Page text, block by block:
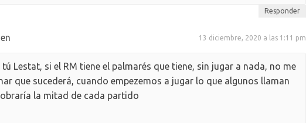
Responder
13 diciembre, 2020 a las 1:11 pm
Lestat, si el RM tiene el palmarés que tiene, sin jugar a nada, no me
que sucederá, cuando empezemos a jugar lo que algunos llaman
la mitad de cada partido